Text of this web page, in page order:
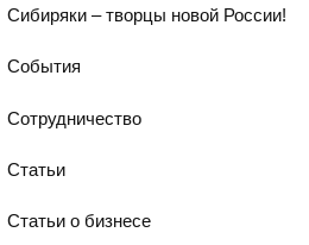
Сибиряки – творцы новой России!
События
Сотрудничество
Статьи
Статьи о бизнесе